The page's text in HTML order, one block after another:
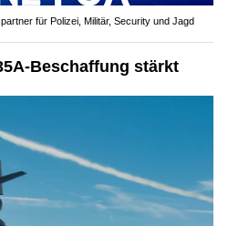
für Polizei, Militär, Security und Jagd
Beschaffung stärkt